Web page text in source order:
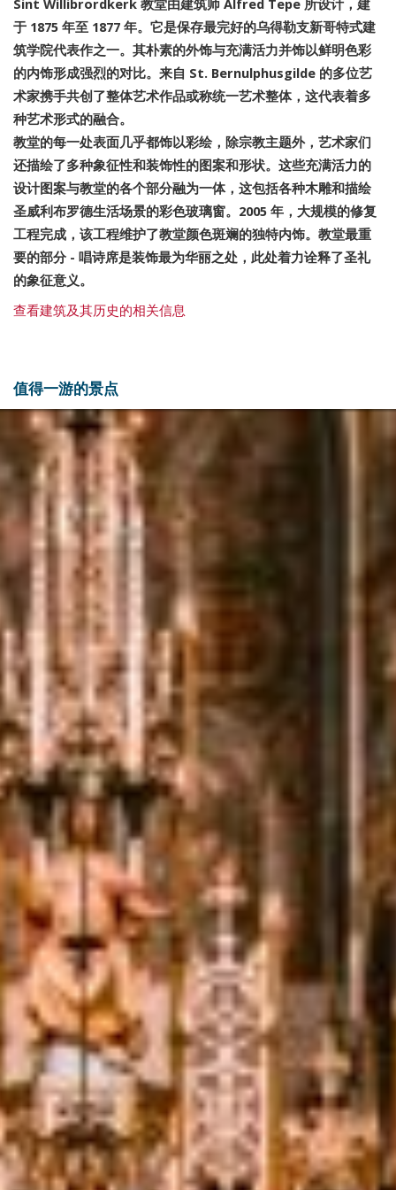
于 1875 年至 1877 年。它是保存最完好的乌得勒支新哥特式建
筑学院代表作之一。其朴素的外饰与充满活力并饰以鲜明色彩
的内饰形成强烈的对比。来自 St. Bernulphusgilde 的多位艺
术家携手共创了整体艺术作品或称统一艺术整体，这代表着多
种艺术形式的融合。
教堂的每一处表面几乎都饰以彩绘，除宗教主题外，艺术家们
还描绘了多种象征性和装饰性的图案和形状。这些充满活力的
设计图案与教堂的各个部分融为一体，这包括各种木雕和描绘
圣威利布罗德生活场景的彩色玻璃窗。2005 年，大规模的修复
工程完成，该工程维护了教堂颜色斑斓的独特内饰。教堂最重
要的部分 - 唱诗席是装饰最为华丽之处，此处着力诠释了圣礼
的象征意义。
查看建筑及其历史的相关信息
值得一游的景点